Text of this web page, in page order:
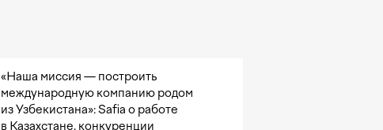
«Наша миссия — построить
международную компанию родом
из Узбекистана»: Safia о работе
в Казахстане, конкуренции